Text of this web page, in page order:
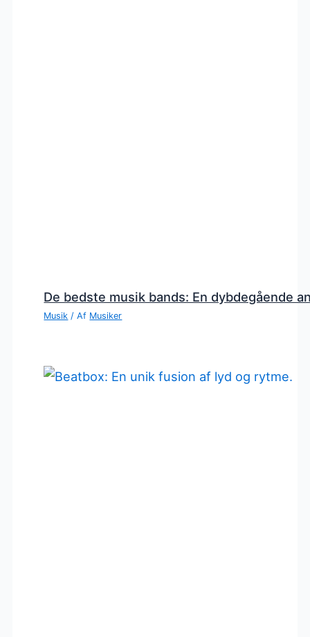
De bedste musik bands: En dybdegående
Musik / Af Musiker